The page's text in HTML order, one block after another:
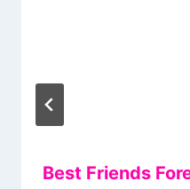
Best Friends